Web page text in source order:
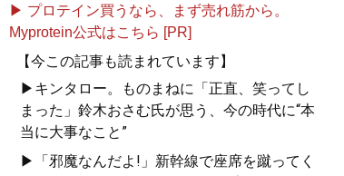
▶ プロテイン買うなら、まず売れ筋から。
Myprotein公式はこちら [PR]
【今この記事も読まれています】
▶キンタロー。ものまねに「正直、笑ってし
まった」鈴木おさむ氏が思う、今の時代に“本
当に大事なこと”
▶「邪魔なんだよ!」新幹線で座席を蹴ってく